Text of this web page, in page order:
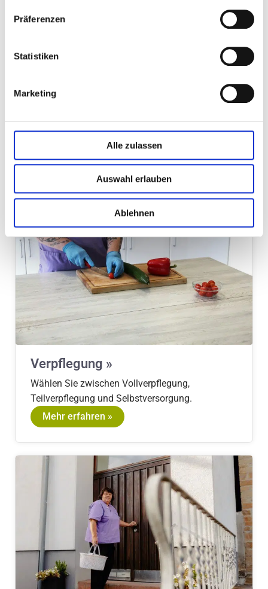
Präferenzen
Statistiken
Marketing
Alle zulassen
Auswahl erlauben
Ablehnen
Hauswirtschaft »
Versorgungsleistungen.
Mehr erfahren »
Verpflegung »
Wählen Sie zwischen Vollverpflegung,
Teilverpflegung und Selbstversorgung.
Mehr erfahren »